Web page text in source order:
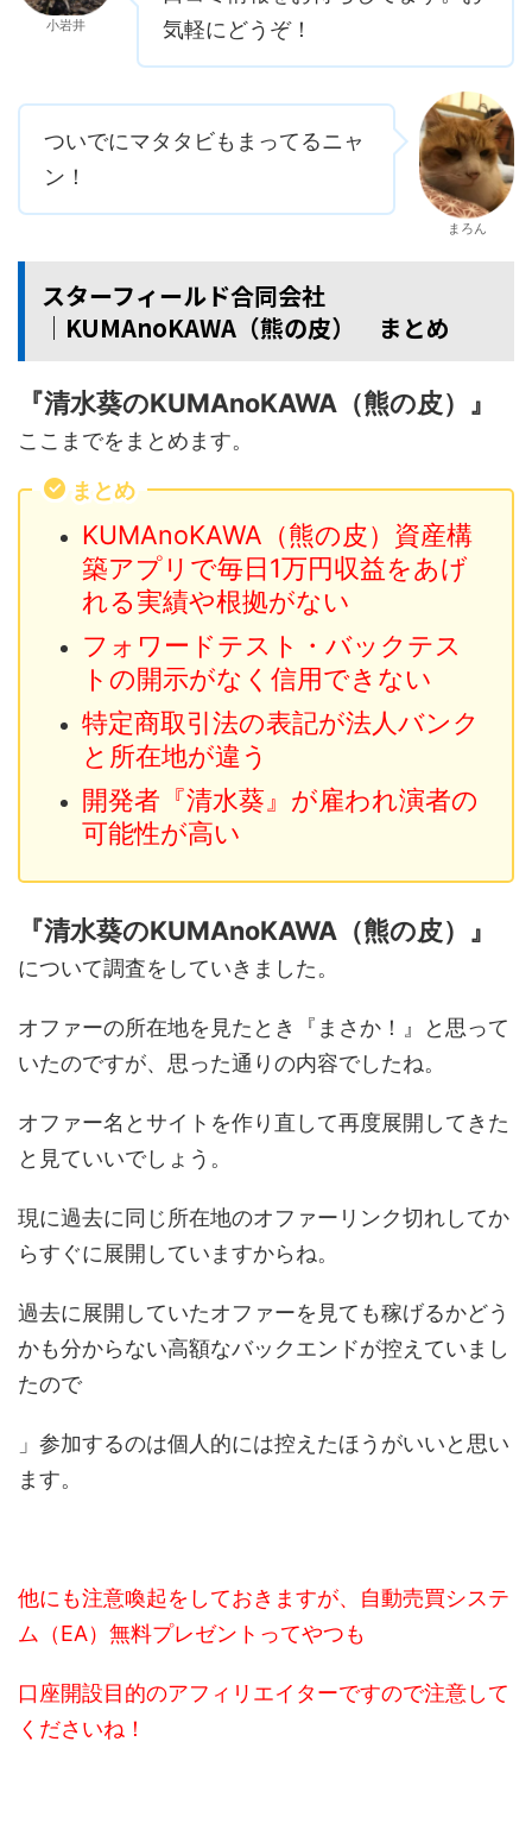
小岩井
気軽にどうぞ！
ついでにマタタビもまってるニャ
ン！
まろん
スターフィールド合同会社
│KUMAnoKAWA（熊の皮） まとめ
『清水葵のKUMAnoKAWA（熊の皮）』
ここまでをまとめます。
まとめ
KUMAnoKAWA（熊の皮）資産構
築アプリで毎日1万円収益をあげ
れる実績や根拠がない
フォワードテスト・バックテス
トの開示がなく信用できない
特定商取引法の表記が法人バンク
と所在地が違う
開発者『清水葵』が雇われ演者の
可能性が高い
『清水葵のKUMAnoKAWA（熊の皮）』
について調査をしていきました。
オファーの所在地を見たとき『まさか！』と思って
いたのですが、思った通りの内容でしたね。
オファー名とサイトを作り直して再度展開してきた
と見ていいでしょう。
現に過去に同じ所在地のオファーリンク切れしてか
らすぐに展開していますからね。
過去に展開していたオファーを見ても稼げるかどう
かも分からない高額なバックエンドが控えていまし
たので
」参加するのは個人的には控えたほうがいいと思い
ます。
他にも注意喚起をしておきますが、自動売買システ
ム（EA）無料プレゼントってやつも
口座開設目的のアフィリエイターですので注意して
くださいね！